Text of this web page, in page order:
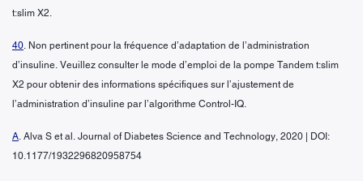
t:slim X2.
40. Non pertinent pour la fréquence d’adaptation de l’administration
d’insuline. Veuillez consulter le mode d’emploi de la pompe Tandem t:slim
X2 pour obtenir des informations spécifiques sur l’ajustement de
l’administration d’insuline par l’algorithme Control-IQ.
A. Alva S et al. Journal of Diabetes Science and Technology, 2020 | DOI:
10.1177/1932296820958754